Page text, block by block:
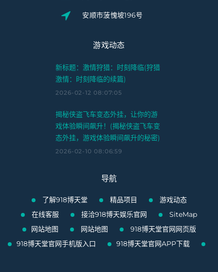
安顺市菠愧坡196号
游戏动态
新标题：激情狩猎：时刻降临(狩猎
激情：时刻降临的续篇)
2026-02-12 08:07:05
揭秘侠盗飞车变态外挂，让你的游
戏体验瞬间飙升！(揭秘侠盗飞车变
态外挂，游戏体验瞬间飙升的秘密)
2026-02-10 08:06:59
导航
了解918博天堂 精品项目
游戏动态
在线客服
接洽918博天娱乐官网
SiteMap
网站地图
网站地图
918博天堂官网网页版
918博天堂官网手机版入口
918博天堂官网APP下载